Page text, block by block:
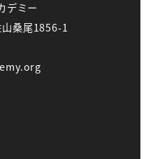
デミー
桑尾1856-1